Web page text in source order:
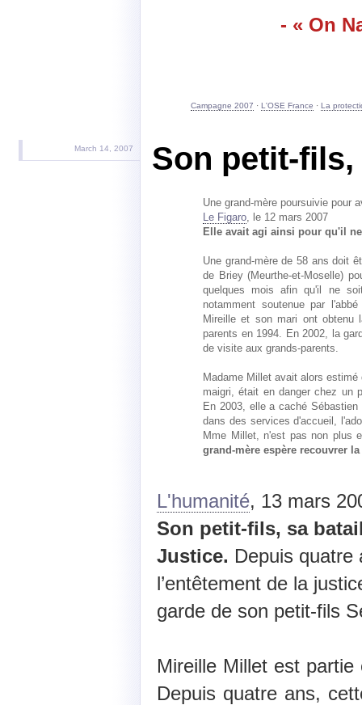
- « On
Campagne 2007 · L'OSE France · La
March 14, 2007 Son petit-
Une grand-mère poursuivie pour
Le Figaro, le 12 mars 2007
Elle avait agi ainsi pour qu'il
Une grand-mère de 58 ans doit
de Briey (Meurthe-et-Moselle)
quelques mois afin qu'il ne
notamment soutenue par
Mireille et son mari ont obtenu
parents en 1994. En 2002, la
de visite aux grands-parents.
Madame Millet avait alors
maigri, était en danger chez un
En 2003, elle a caché
dans des services d'accueil,
Mme Millet, n'est pas non plus
grand-mère espère recouvrer
L'humanité, 13 mars
Son petit-fils, sa
Justice. Depuis quatre
l’entêtement de la
garde de son petit-fils
Mireille Millet est
Depuis quatre ans,